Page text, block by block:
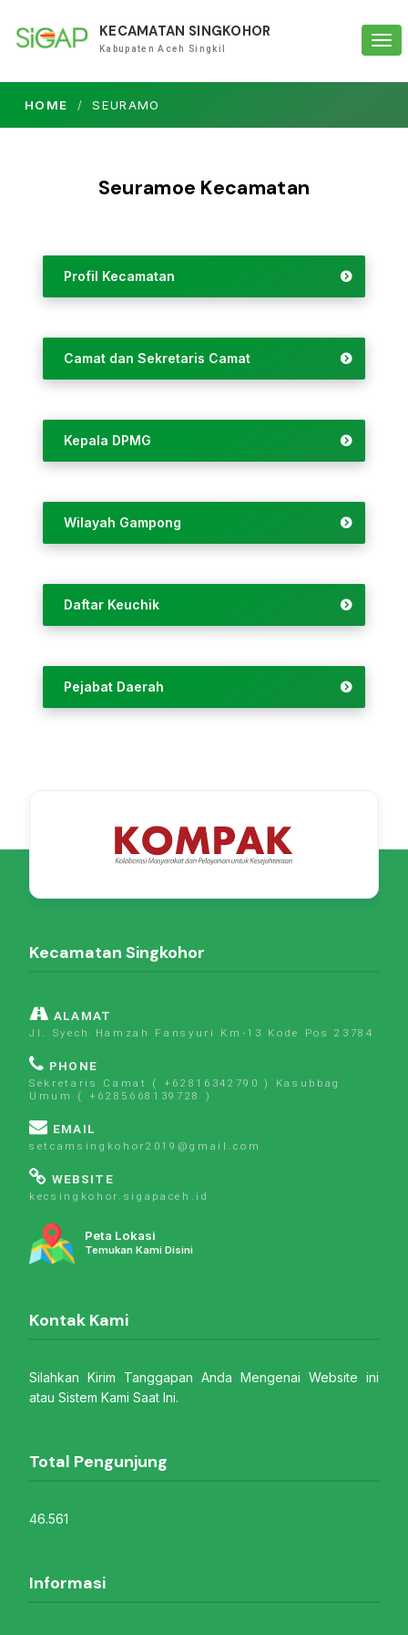
KECAMATAN SINGKOHOR
Kabupaten Aceh Singkil
HOME SEURAMO
Seuramoe Kecamatan
Profil Kecamatan
Camat dan Sekretaris Camat
Kepala DPMG
Wilayah Gampong
Daftar Keuchik
Pejabat Daerah
Kecamatan Singkohor
ALAMAT
Jl. Syech Hamzah Fansyuri Km-13 Kode Pos 23784
PHONE
Sekretaris Camat ( +62816342790 ) Kasubbag
Umum ( +6285668139728 )
EMAIL
setcamsingkohor2019@gmail.com
WEBSITE
kecsingkohor.sigapaceh.id
Peta Lokasi
Temukan Kami Disini
Kontak Kami
Silahkan Kirim Tanggapan Anda Mengenai Website ini
atau Sistem Kami Saat Ini.
Total Pengunjung
46.561
Informasi